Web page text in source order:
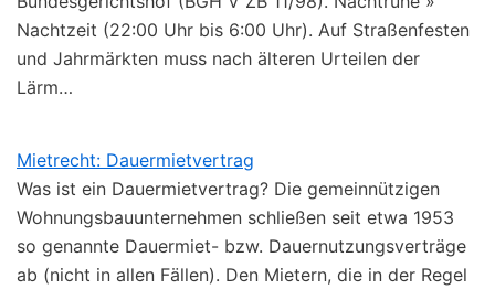
Nachtzeit (22:00 Uhr bis 6:00 Uhr). Auf Straßenfesten
und Jahrmärkten muss nach älteren Urteilen der
Lärm…
Mietrecht: Dauermietvertrag
Was ist ein Dauermietvertrag? Die gemeinnützigen
Wohnungsbauunternehmen schließen seit etwa 1953
so genannte Dauermiet- bzw. Dauernutzungsverträge
ab (nicht in allen Fällen). Den Mietern, die in der Regel